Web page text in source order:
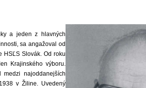
a jeden z hlavných
sa angažoval od
HSĽS Slovák. Od roku
Krajinského výboru.
medzi najodda­nejších
v Žiline. Uvedený